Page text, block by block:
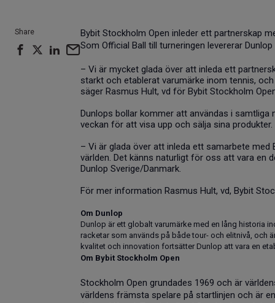
Share
Bybit Stockholm Open inleder ett partnerskap
Som Official Ball till turneringen levererar
– Vi är mycket glada över att inleda ett
starkt och etablerat varumärke inom tennis,
säger Rasmus Hult, vd för Bybit Stockholm
Dunlops bollar kommer att användas i
veckan för att visa upp och sälja sina produkter.
– Vi är glada över att inleda ett samarbete
världen. Det känns naturligt för oss att vara en
Dunlop Sverige/Danmark.
För mer information Rasmus Hult, vd, Bybit
Om Dunlop
Dunlop är ett globalt varumärke med en lång historia
racketar som används på både tour- och elitnivå, och
kvalitet och innovation fortsätter Dunlop att vara en
Om Bybit Stockholm Open
Stockholm Open grundades 1969 och är
världens främsta spelare på startlinjen och är